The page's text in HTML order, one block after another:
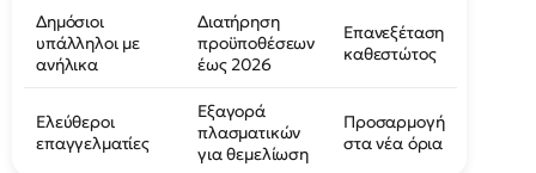
Δημόσιοι
υπάλληλοι με
ανήλικα
Διατήρηση
προϋποθέσεων
έως 2026
Επανεξέταση
καθεστώτος
Ελεύθεροι
επαγγελματίες
Εξαγορά
πλασματικών
για θεμελίωση
Προσαρμογή
στα νέα όρια